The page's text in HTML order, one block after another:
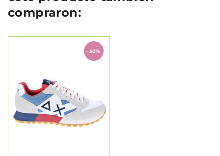
compraron:
-50%